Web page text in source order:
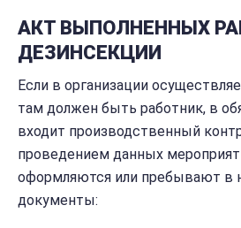
АКТ ВЫПОЛНЕННЫХ
ДЕЗИНСЕКЦИИ
Если в организации
там должен быть работник, в
входит производственный
проведением данных
оформляются или пребывают в
документы: